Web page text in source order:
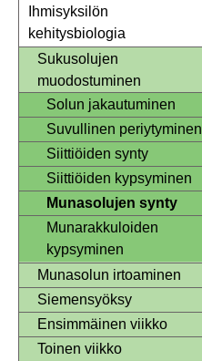
Ihmisyksilön
kehitysbiologia
Sukusolujen
muodostuminen
Solun jakautuminen
Suvullinen periytyminen
Siittiöiden synty
Siittiöiden kypsyminen
Munasolujen synty
Munarakkuloiden
kypsyminen
Munasolun irtoaminen
Siemensyöksy
Ensimmäinen viikko
Toinen viikko